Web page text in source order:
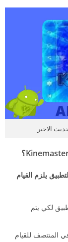
يلزم القيام
لكي يتم
المنتصف للقيام